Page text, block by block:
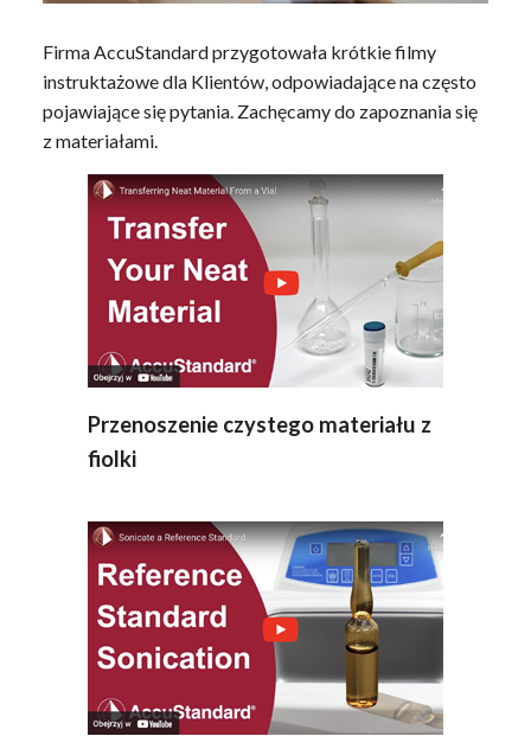
Firma AccuStandard przygotowała krótkie filmy
instruktażowe dla Klientów, odpowiadające na często
pojawiające się pytania. Zachęcamy do zapoznania się
z materiałami.
Przenoszenie czystego materiału z
fiolki